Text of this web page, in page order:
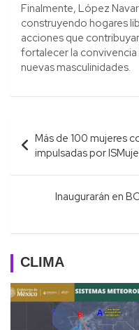
Finalmente, López
construyendo hogares
acciones que
fortalecer la convivencia
nuevas masculinidades.
Navegación
de
entradas
Más de 100 mujeres
impulsadas por
Inaugurarán en
CLIMA